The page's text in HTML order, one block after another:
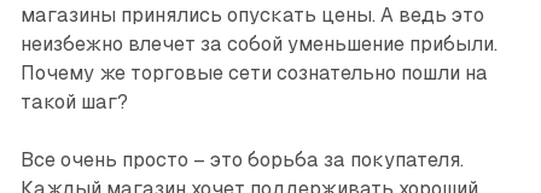
магазины принялись опускать цены. А ведь это
неизбежно влечет за собой уменьшение прибыли.
Почему же торговые сети сознательно пошли на
такой шаг?
Все очень просто – это борьба за покупателя.